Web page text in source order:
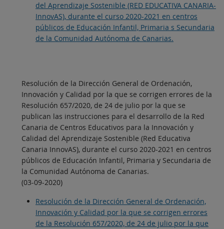
del Aprendizaje Sostenible (RED EDUCATIVA CANARIA-
InnovAS), durante el curso 2020-2021 en centros
públicos de Educación Infantil, Primaria s Secundaria
de la Comunidad Autónoma de Canarias.
Resolución de la Dirección General de Ordenación,
Innovación y Calidad por la que se corrigen errores de la
Resolución 657/2020, de 24 de julio por la que se
publican las instrucciones para el desarrollo de la Red
Canaria de Centros Educativos para la Innovación y
Calidad del Aprendizaje Sostenible (Red Educativa
Canaria InnovAS), durante el curso 2020-2021 en centros
públicos de Educación Infantil, Primaria y Secundaria de
la Comunidad Autónoma de Canarias.
(03-09-2020)
Resolución de la Dirección General de Ordenación,
Innovación y Calidad por la que se corrigen errores
de la Resolución 657/2020, de 24 de julio por la que